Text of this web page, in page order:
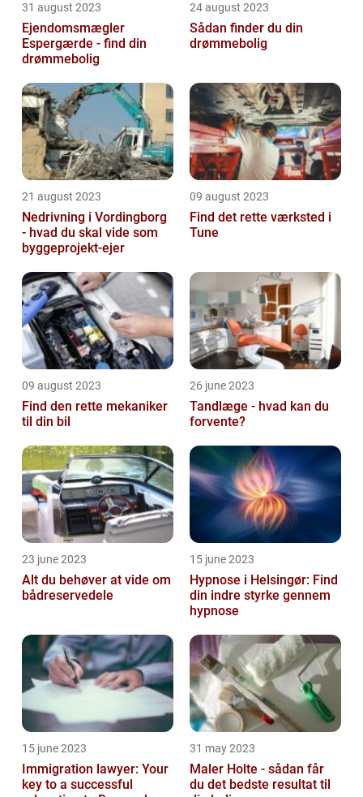
31 august 2023
Ejendomsmægler
Espergærde - find din
drømmebolig
24 august 2023
Sådan finder du din
drømmebolig
21 august 2023
Nedrivning i Vordingborg
- hvad du skal vide som
byggeprojekt-ejer
09 august 2023
Find det rette værksted i
Tune
09 august 2023
Find den rette mekaniker
til din bil
26 june 2023
Tandlæge - hvad kan du
forvente?
23 june 2023
Alt du behøver at vide om
bådreservedele
15 june 2023
Hypnose i Helsingør: Find
din indre styrke gennem
hypnose
15 june 2023
Immigration lawyer: Your
key to a successful
31 may 2023
Maler Holte - sådan får
du det bedste resultat til